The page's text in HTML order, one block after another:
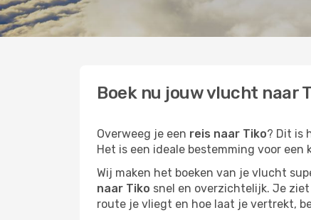
Boek nu jouw vlucht naar
Overweeg je een reis naar Tiko? Dit is
Het is een ideale bestemming voor
Wij maken het boeken van je vlucht
naar Tiko snel en overzichtelijk. Je
route je vliegt en hoe laat je vertrekt,